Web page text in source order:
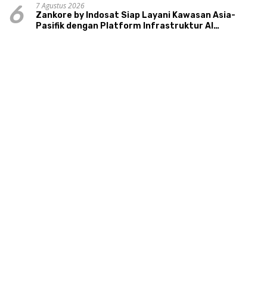
6
7 Agustus 2026
Zankore by Indosat Siap Layani Kawasan Asia-
Pasifik dengan Platform Infrastruktur AI